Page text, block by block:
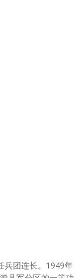
兵团连长。1949年